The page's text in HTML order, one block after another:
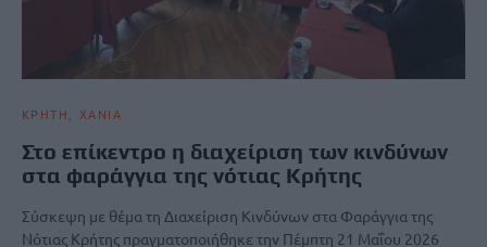
ΚΡΗΤΗ ΧΑΝΙΑ
Στο επίκεντρο η διαχείριση των κινδύνων
στα φαράγγια της νότιας Κρήτης
Σύσκεψη με θέμα τη Διαχείριση Κινδύνων στα Φαράγγια της
Νότιας Κρήτης πραγματοποιήθηκε την Πέμπτη 21 Μαΐου 2026